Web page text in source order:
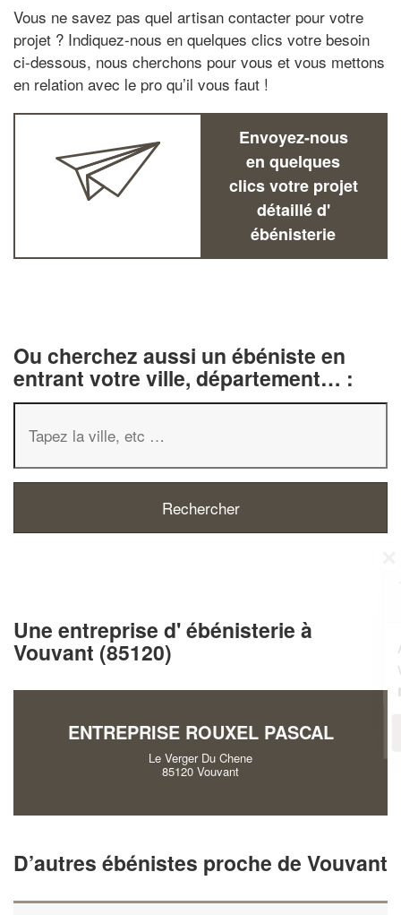
Vous ne savez pas quel artisan contacter pour votre
projet ? Indiquez-nous en quelques clics votre besoin
ci-dessous, nous cherchons pour vous et vous mettons
en relation avec le pro qu’il vous faut !
Envoyez-nous
en quelques
clics votre projet
détaillé d'
ébénisterie
Ou cherchez aussi un ébéniste en
entrant votre ville, département… :
Une entreprise d' ébénisterie à
Vouvant (85120)
ENTREPRISE ROUXEL PASCAL
Le Verger Du Chene
85120 Vouvant
D’autres ébénistes proche de Vouvant
Augmentez votre
et
vosmarges
nouveaux clients!
En savoir plus